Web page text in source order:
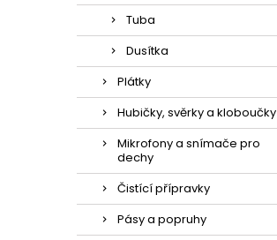
Tuba
Dusítka
Plátky
Hubičky, svěrky a kloboučky
Mikrofony a snímače pro
dechy
Čistící přípravky
Pásy a popruhy